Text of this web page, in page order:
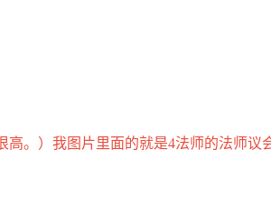
。）我图片里面的就是4法师的法师议